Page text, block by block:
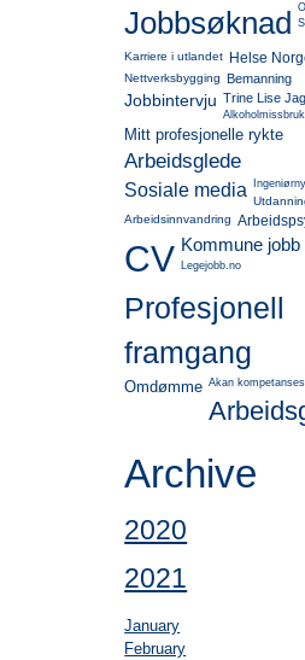
Jobbsøknad
Karriere i utlandet Helse
Nettverksbygging Bemanning
Jobbintervju Trine Lise
Alkoholmissbruk
Mitt profesjonelle rykte
Arbeidsglede
Sosiale media
Arbeidsinnvandring
CV Kommune jobb
Legejobb.no
Profesjonell
framgang
Omdømme Akan
Archive
2020
2021
January
February